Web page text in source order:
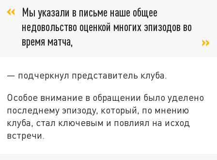
Мы указали в письме наше общее
недовольство оценкой многих эпизодов во
время матча,
— подчеркнул представитель клуба.
Особое внимание в обращении было уделено
последнему эпизоду, который, по мнению
клуба, стал ключевым и повлиял на исход
встречи.